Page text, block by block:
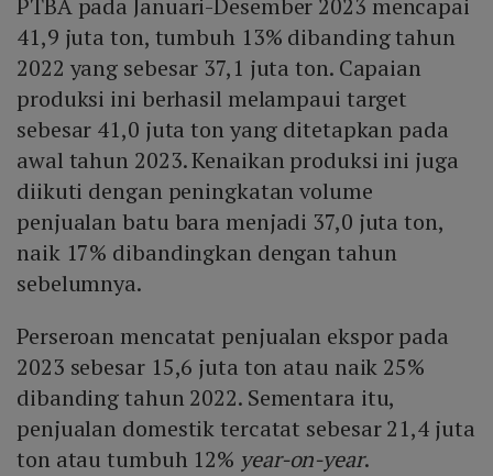
PTBA pada Januari-Desember 2023 mencapai
41,9 juta ton, tumbuh 13% dibanding tahun
2022 yang sebesar 37,1 juta ton. Capaian
produksi ini berhasil melampaui target
sebesar 41,0 juta ton yang ditetapkan pada
awal tahun 2023. Kenaikan produksi ini juga
diikuti dengan peningkatan volume
penjualan batu bara menjadi 37,0 juta ton,
naik 17% dibandingkan dengan tahun
sebelumnya.
Perseroan mencatat penjualan ekspor pada
2023 sebesar 15,6 juta ton atau naik 25%
dibanding tahun 2022. Sementara itu,
penjualan domestik tercatat sebesar 21,4 juta
ton atau tumbuh 12% year-on-year.